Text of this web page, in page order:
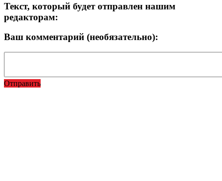
Текст, который будет отправлен нашим
редакторам:
Ваш комментарий (необязательно):
Отправить